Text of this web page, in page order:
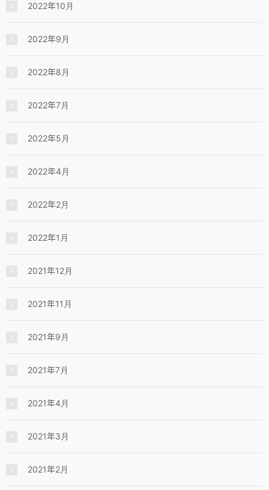
2022年10月
2022年9月
2022年8月
2022年7月
2022年5月
2022年4月
2022年2月
2022年1月
2021年12月
2021年11月
2021年9月
2021年7月
2021年4月
2021年3月
2021年2月